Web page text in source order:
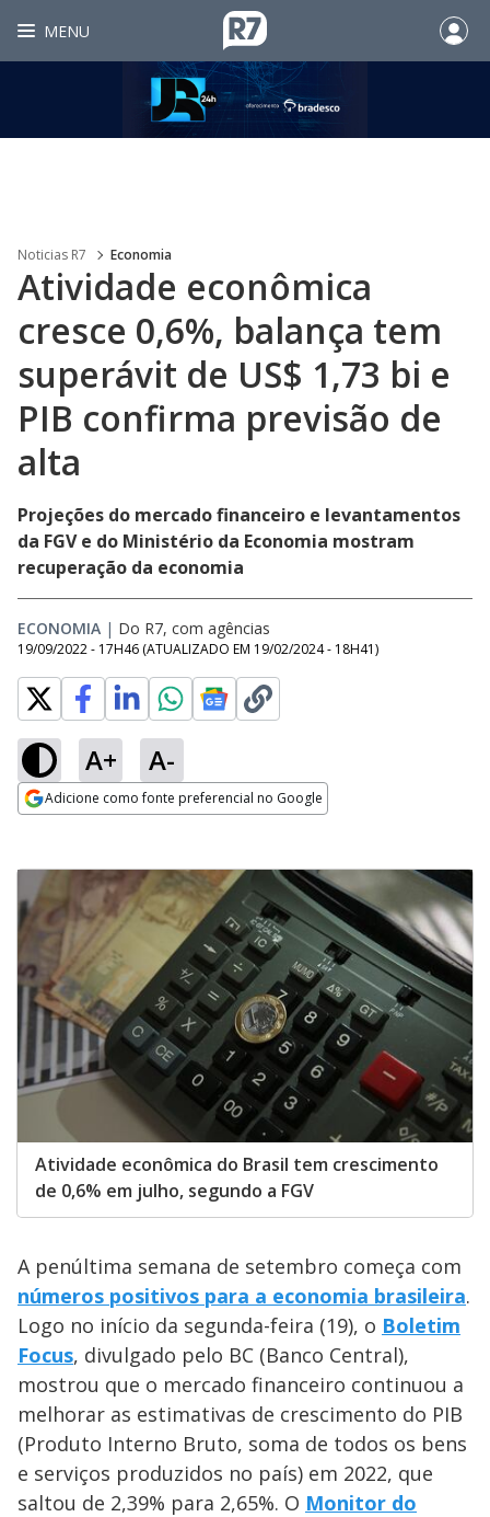
MENU
Noticias R7 Economia
Atividade econômica
cresce 0,6%, balança tem
superávit de US$ 1,73 bi e
PIB confirma previsão de
alta
Projeções do mercado financeiro e levantamentos
da FGV e do Ministério da Economia mostram
recuperação da economia
ECONOMIA | Do R7, com agências
19/09/2022 - 17H46 (ATUALIZADO EM 19/02/2024 - 18H41)
A+ A-
Adicione como fonte preferencial no Google
Atividade econômica do Brasil tem crescimento
de 0,6% em julho, segundo a FGV
A penúltima semana de setembro começa com
números positivos para a economia brasileira.
Logo no início da segunda-feira (19), o Boletim
Focus, divulgado pelo BC (Banco Central),
mostrou que o mercado financeiro continuou a
melhorar as estimativas de crescimento do PIB
(Produto Interno Bruto, soma de todos os bens
e serviços produzidos no país) em 2022, que
saltou de 2,39% para 2,65%. O Monitor do